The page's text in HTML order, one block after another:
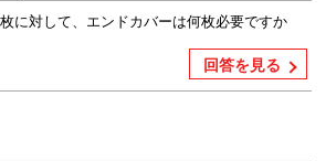
に対して、エンドカバーは何枚必要ですか
回答を見る